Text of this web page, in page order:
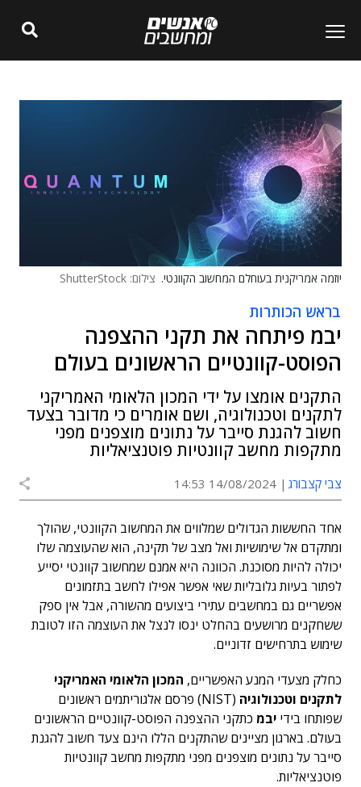
יוזמה אמריקנית בעוחלם המחשוב הקוונטי. צילום: ShutterStock
בראש הכותרות
יבמ פיתחה את תקני ההצפנה
הפוסט-קוונטיים הראשונים בעולם
התקנים אומצו על ידי המכון הלאומי האמריקני
לתקנים וטכנולוגיה, ושם אומרים כי מדובר בצעד
חשוב להגנת סייבר על נתונים מוצפנים מפני
מתקפות מחשב קוונטיות פוטנציאליות
צבי קצבורג 14/08/2024 14:53
אחד החששות הגדולים שמלווים את המחשוב הקוונטי, שהולך
ומתקדם אל שימושיות ואל מצב של תקינה, הוא שהעוצמה שלו
יכולה להיות מסוכנת. הכוונה היא אמנם שמחשוב קוונטי יסייע
לפתור בעיות גלובליות שאי אפשר אפילו לחשב בתזמונים
אפשריים גם במחשבים עתירי ביצועים מהשורה, אבל אין ספק
ששחקנים מרושעים בהחלט ינסו לנצל את העוצמה הזו לטובת
שימוש בתרחישים זדוניים.
כחלק מצעדי המנע האפשריים, המכון הלאומי האמריקני
לתקנים וטכנולוגיה
(NIST) פרסם אלגוריתמים ראשונים
שפותחו בידי יבמ כתקני ההצפנה הפוסט-קוונטיים הראשונים
בעולם. בארגון מציינים שהתקנים הללו הינם צעד חשוב להגנת
סייבר על נתונים מוצפנים מפני מתקפות מחשב קוונטיות
פוטנציאליות.